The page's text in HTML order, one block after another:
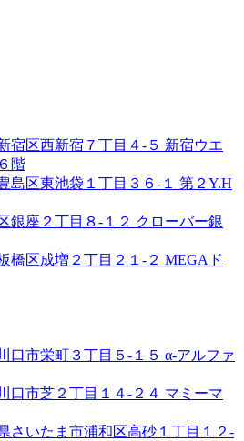
宿区西新宿７丁目４-５ 新宿ウエ
階
島区東池袋１丁目３６-１ 第２Y.H
銀座２丁目８-１２ クローバー銀
橋区成増２丁目２１-２ MEGAド
口市栄町３丁目５-１５ α-アルファ
口市芝２丁目１４-２４ マミーマ
さいたま市浦和区高砂１丁目１２-